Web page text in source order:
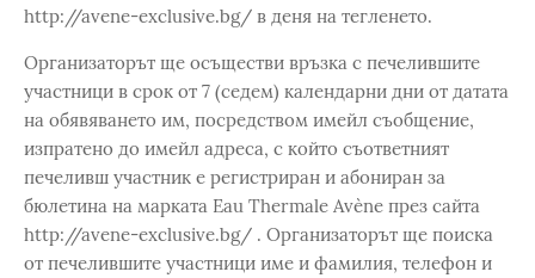
http://avene-exclusive.bg/ в деня на тегленето.
Организаторът ще осъществи връзка с печелившите
участници в срок от 7 (седем) календарни дни от датата
на обявяването им, посредством имейл съобщение,
изпратено до имейл адреса, с който съответният
печеливш участник е регистриран и абониран за
бюлетина на марката Eau Thermale Avène през сайта
http://avene-exclusive.bg/ . Организаторът ще поиска
от печелившите участници име и фамилия, телефон и